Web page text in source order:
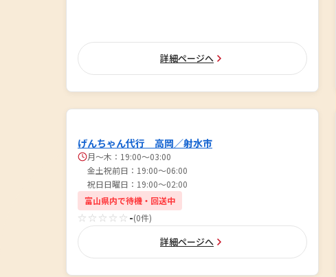
詳細ページへ
げんちゃん代行 高岡／射水市
月～木：19:00～03:00
金土祝前日：19:00～06:00
祝日日曜日：19:00～02:00
富山県内で待機・回送中
☆☆☆☆☆ -(0件)
詳細ページへ